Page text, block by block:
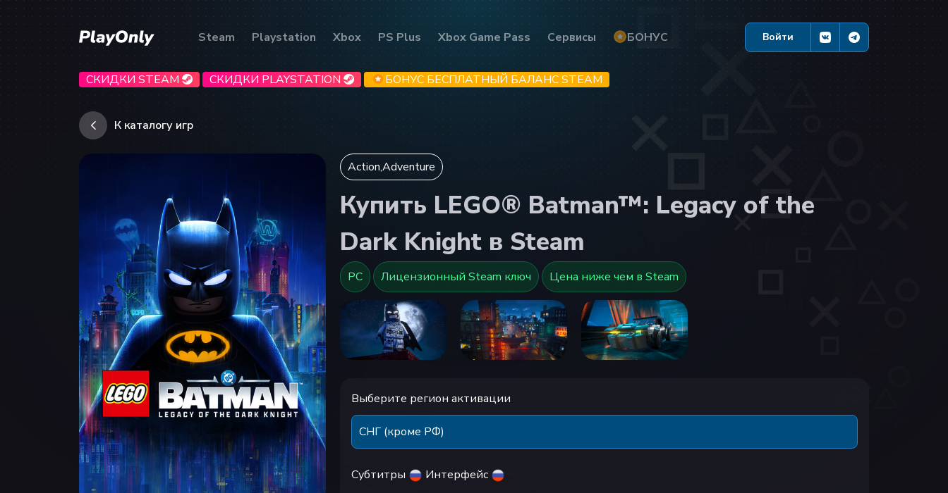
Steam Playstation Xbox PS Plus Xbox Game Pass Сервисы БОНУС Войти
СКИДКИ STEAM СКИДКИ PLAYSTATION БОНУС БЕСПЛАТНЫЙ БАЛАНС STEAM
К каталогу игр
Action,Adventure
Купить LEGO® Batman™: Legacy of the
Dark Knight в Steam
PC Лицензионный Steam ключ Цена ниже чем в Steam
Выберите регион активации
СНГ (кроме РФ)
Субтитры Интерфейс